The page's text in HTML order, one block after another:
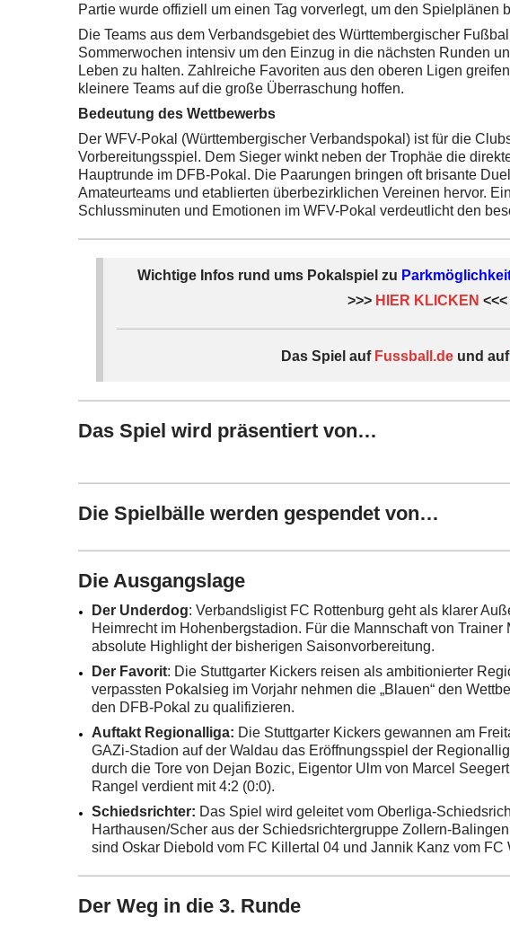
Partie wurde offiziell um einen Tag vorverlegt, um den Spielplänen
Die Teams aus dem Verbandsgebiet des Württembergischer
Sommerwochen intensiv um den Einzug in die nächsten Runden
Leben zu halten. Zahlreiche Favoriten aus den oberen Ligen
kleinere Teams auf die große Überraschung hoffen.
Bedeutung des Wettbewerbs
Der WFV-Pokal (Württembergischer Verbandspokal) ist für die
Vorbereitungsspiel. Dem Sieger winkt neben der Trophäe die
Hauptrunde im DFB-Pokal. Die Paarungen bringen oft brisante
Amateurteams und etablierten überbezirklichen Vereinen hervor.
Schlussminuten und Emotionen im WFV-Pokal verdeutlicht den
Wichtige Infos rund ums Pokalspiel zu
>>> HIER KLICKEN <<<
Das Spiel auf Fussball.de und auf
Das Spiel wird präsentiert von…
Die Spielbälle werden gespendet von…
Die Ausgangslage
Der Underdog: Verbandsligist FC Rottenburg geht als klarer
Heimrecht im Hohenbergstadion. Für die Mannschaft von
absolute Highlight der bisherigen Saisonvorbereitung.
Der Favorit: Die Stuttgarter Kickers reisen als ambitionierter
verpassten Pokalsieg im Vorjahr nehmen die „Blauen“ den
den DFB-Pokal zu qualifizieren.
Auftakt Regionalliga: Die Stuttgarter Kickers gewannen am
GAZi-Stadion auf der Waldau das Eröffnungsspiel der
durch die Tore von Dejan Bozic, Eigentor Ulm von Marcel
Rangel verdient mit 4:2 (0:0).
Schiedsrichter: Das Spiel wird geleitet vom Oberliga-
Harthausen/Scher aus der Schiedsrichtergruppe Zollern-
sind Oskar Diebold vom FC Killertal 04 und Jannik Kanz vom FC
Der Weg in die 3. Runde